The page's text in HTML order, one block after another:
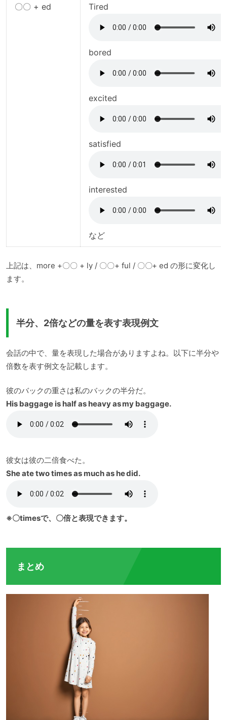
〇〇 + ed Tired
bored
excited
satisfied
interested
など
上記は、more +〇〇 + ly / 〇〇+ ful / 〇〇+ ed の形に変化し
ます。
半分、2倍などの量を表す表現例文
会話の中で、量を表現した場合がありますよね。以下に半分や
倍数を表す例文を記載します。
彼のバックの重さは私のバックの半分だ。
His baggage is half as heavy as my baggage.
彼女は彼の二倍食べた。
She ate two times as much as he did.
※〇timesで、〇倍と表現できます。
まとめ